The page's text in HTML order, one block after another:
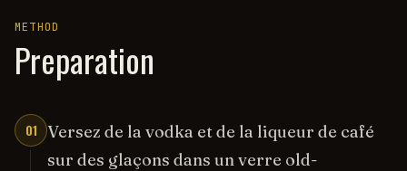
METHOD
Preparation
01
Versez de la vodka et de la liqueur de café
sur des glaçons dans un verre old-